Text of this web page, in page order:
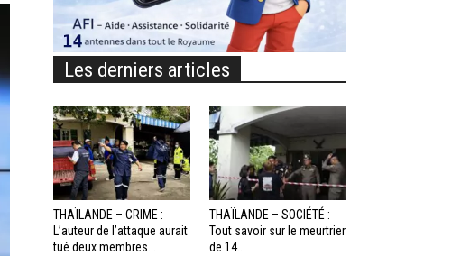
Les derniers articles
THAÏLANDE – CRIME :
L’auteur de l’attaque aurait
tué deux membres...
THAÏLANDE – SOCIÉTÉ :
Tout savoir sur le meurtrier
de 14...